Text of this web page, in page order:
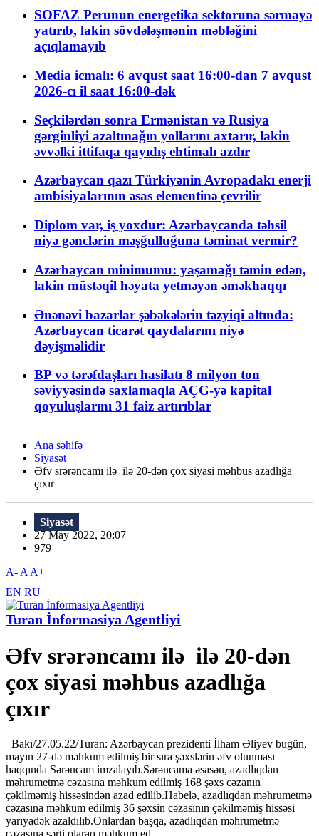
SOFAZ Perunun energetika sektoruna sərmayə
yatırıb, lakin sövdələşmənin məbləğini
açıqlamayıb
Media icmalı: 6 avqust saat 16:00-dan 7 avqust
2026-cı il saat 16:00-dək
Seçkilərdən sonra Ermənistan və Rusiya
gərginliyi azaltmağın yollarını axtarır, lakin
əvvəlki ittifaqa qayıdış ehtimalı azdır
Azərbaycan qazı Türkiyənin Avropadakı enerji
ambisiyalarının əsas elementinə çevrilir
Diplom var, iş yoxdur: Azərbaycanda təhsil
niyə gənclərin məşğulluğuna təminat vermir?
Azərbaycan minimumu: yaşamağı təmin edən,
lakin müstəqil həyata yetməyən əməkhaqqı
Ənənəvi bazarlar şəbəkələrin təzyiqi altında:
Azərbaycan ticarət qaydalarını niyə
dəyişməlidir
BP və tərəfdaşları hasilatı 8 milyon ton
səviyyəsində saxlamaqla AÇG-yə kapital
qoyuluşlarını 31 faiz artırıblar
Ana səhifə
Siyasət
Əfv srərəncamı ilə ilə 20-dən çox siyasi məhbus azadlığa
çıxır
Siyasət
27 May 2022, 20:07
979
A- A A+
EN RU
Turan İnformasiya Agentliyi
Əfv srərəncamı ilə ilə 20-dən
çox siyasi məhbus azadlığa
çıxır
Bakı/27.05.22/Turan: Azərbaycan prezidenti İlham Əliyev bugün,
mayın 27-də məhkum edilmiş bir sıra şəxslərin əfv olunması
haqqında Sərəncam imzalayıb.Sərəncama əsasən, azadlıqdan
məhrumetmə cəzasına məhkum edilmiş 168 şəxs cəzanın
çəkilməmiş hissəsindən azad edilib.Habelə, azadlıqdan məhrumetmə
cəzasına məhkum edilmiş 36 şəxsin cəzasının çəkilməmiş hissəsi
yarıyadək azaldılıb.Onlardan başqa, azadlıqdan məhrumetmə
cəzasına şərti olaraq məhkum ed...